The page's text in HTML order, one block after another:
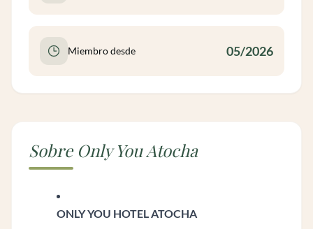
Miembro desde 05/2026
Sobre Only You Atocha
ONLY YOU HOTEL ATOCHA